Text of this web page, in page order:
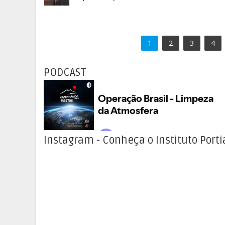
1 2 3 4
PODCAST
Instagram - Conheça o Instituto